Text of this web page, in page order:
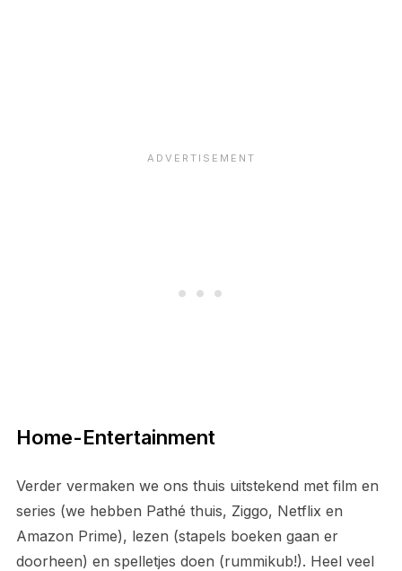
Home-Entertainment
Verder vermaken we ons thuis uitstekend met film en
series (we hebben Pathé thuis, Ziggo, Netflix en
Amazon Prime), lezen (stapels boeken gaan er
doorheen) en spelletjes doen (rummikub!). Heel veel